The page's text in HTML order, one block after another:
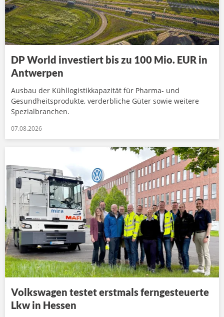
DP World investiert bis zu 100 Mio. EUR in
Antwerpen
Ausbau der Kühllogistikkapazität für Pharma- und
Gesundheitsprodukte, verderbliche Güter sowie weitere
Spezialbranchen.
07.08.2026
Volkswagen testet erstmals ferngesteuerte
Lkw in Hessen